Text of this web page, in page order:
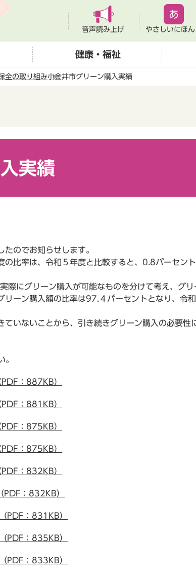
音声読み上げ やさしいにほ
健康・福祉
全の取り組み小金井市グリーン購入実績
実績
のでお知らせします。
の比率は、令和５年度と比較すると、0.8パーセン
際にグリーン購入が可能なものを分けて考え、グリ
リーン購入額の比率は97.４パーセントとなり、令
いないことから、引き続きグリーン購入の必要
。
：887KB）
：881KB）
：875KB）
：875KB）
：832KB）
PDF：832KB）
PDF：831KB）
PDF：835KB）
PDF：833KB）